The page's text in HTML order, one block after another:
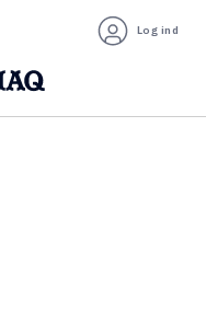
Log ind